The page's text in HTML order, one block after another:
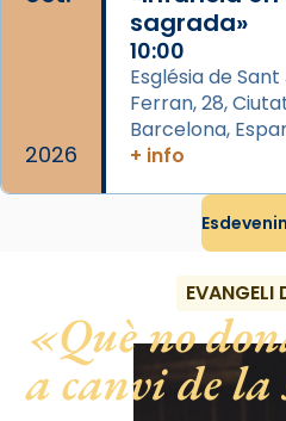
«A Raïms de Sant
raïms de setembre te'n
segons una dita
Photo
View on Facebook · Share
2026
sagrada»
10:00
Església de
Ferran, 28,
Barcelona,
+ info
EVANGELI
Què no
a canvi de la